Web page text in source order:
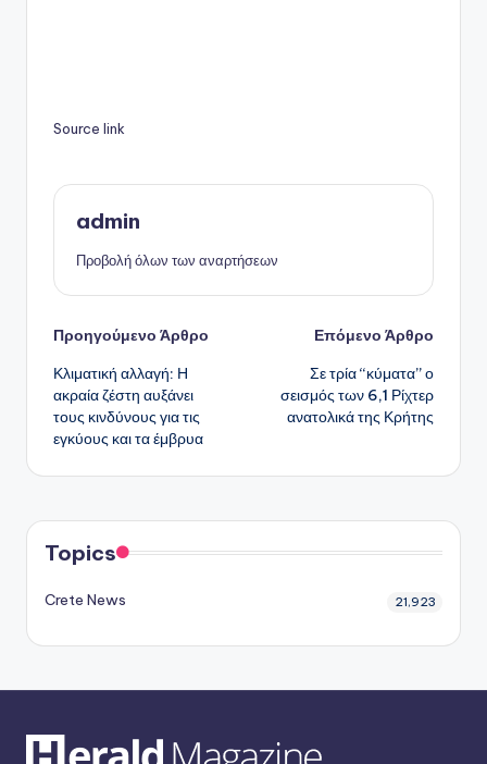
Source link
admin
Προβολή όλων των αναρτήσεων
Πλοήγηση
δημοσιεύσεων
Προηγούμενο Άρθρο
Κλιματική αλλαγή: Η
ακραία ζέστη αυξάνει
τους κινδύνους για τις
εγκύους και τα έμβρυα
Επόμενο Άρθρο
Σε τρία “κύματα” ο
σεισμός των 6,1 Ρίχτερ
ανατολικά της Κρήτης
Topics
Crete News 21,923